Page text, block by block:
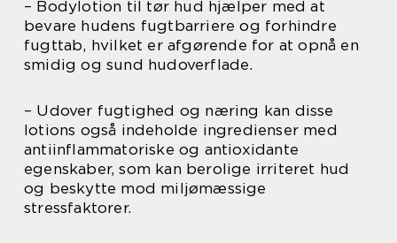
– Bodylotion til tør hud hjælper med at
bevare hudens fugtbarriere og forhindre
fugttab, hvilket er afgørende for at opnå en
smidig og sund hudoverflade.
– Udover fugtighed og næring kan disse
lotions også indeholde ingredienser med
antiinflammatoriske og antioxidante
egenskaber, som kan berolige irriteret hud
og beskytte mod miljømæssige
stressfaktorer.